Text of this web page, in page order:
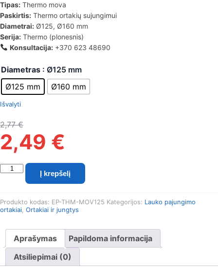
Tipas: Thermo mova
Paskirtis: Thermo ortakių sujungimui
Diametrai: Ø125, Ø160 mm
Serija: Thermo (plonesnis)
Konsultacija:+370 623 48690
Diametras : Ø125 mm
Ø125 mm
Ø160 mm
Išvalyti
2,77€
2,49 €
produkto
Polistireninio
Thermo
Į krepšelį
Produkto kodas: EP-THM-MOV125 Kategorijos: Lauko pajungimo
ortakiai Ortakiai ir jungtys
Aprašymas
Papildoma informacija
Atsiliepimai (0)